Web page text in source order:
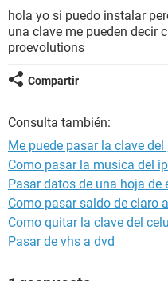
hola yo si puedo instalar
una clave me pueden decir
proevolutions
Compartir
Consulta también:
Me puede pasar la clave del
Como pasar la musica del
Pasar datos de una hoja
Como pasar saldo de claro
Como quitar la clave del
Pasar de vhs a dvd